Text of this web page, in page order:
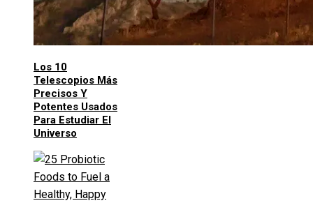
Los 10
Telescopios Más
Precisos Y
Potentes Usados
Para Estudiar El
Universo